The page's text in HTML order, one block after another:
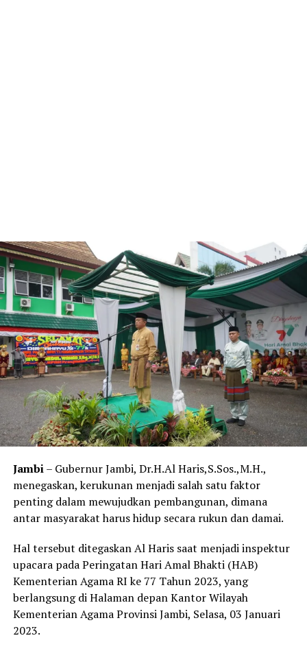
Jambi– Gubernur Jambi, Dr.H.Al Haris,S.Sos.,M.H.,
menegaskan, kerukunan menjadi salah satu faktor
penting dalam mewujudkan pembangunan, dimana
antar masyarakat harus hidup secara rukun dan damai.
Hal tersebut ditegaskan Al Haris saat menjadi inspektur
upacara pada Peringatan Hari Amal Bhakti (HAB)
Kementerian Agama RI ke 77 Tahun 2023, yang
berlangsung di Halaman depan Kantor Wilayah
Kementerian Agama Provinsi Jambi, Selasa, 03 Januari
2023.